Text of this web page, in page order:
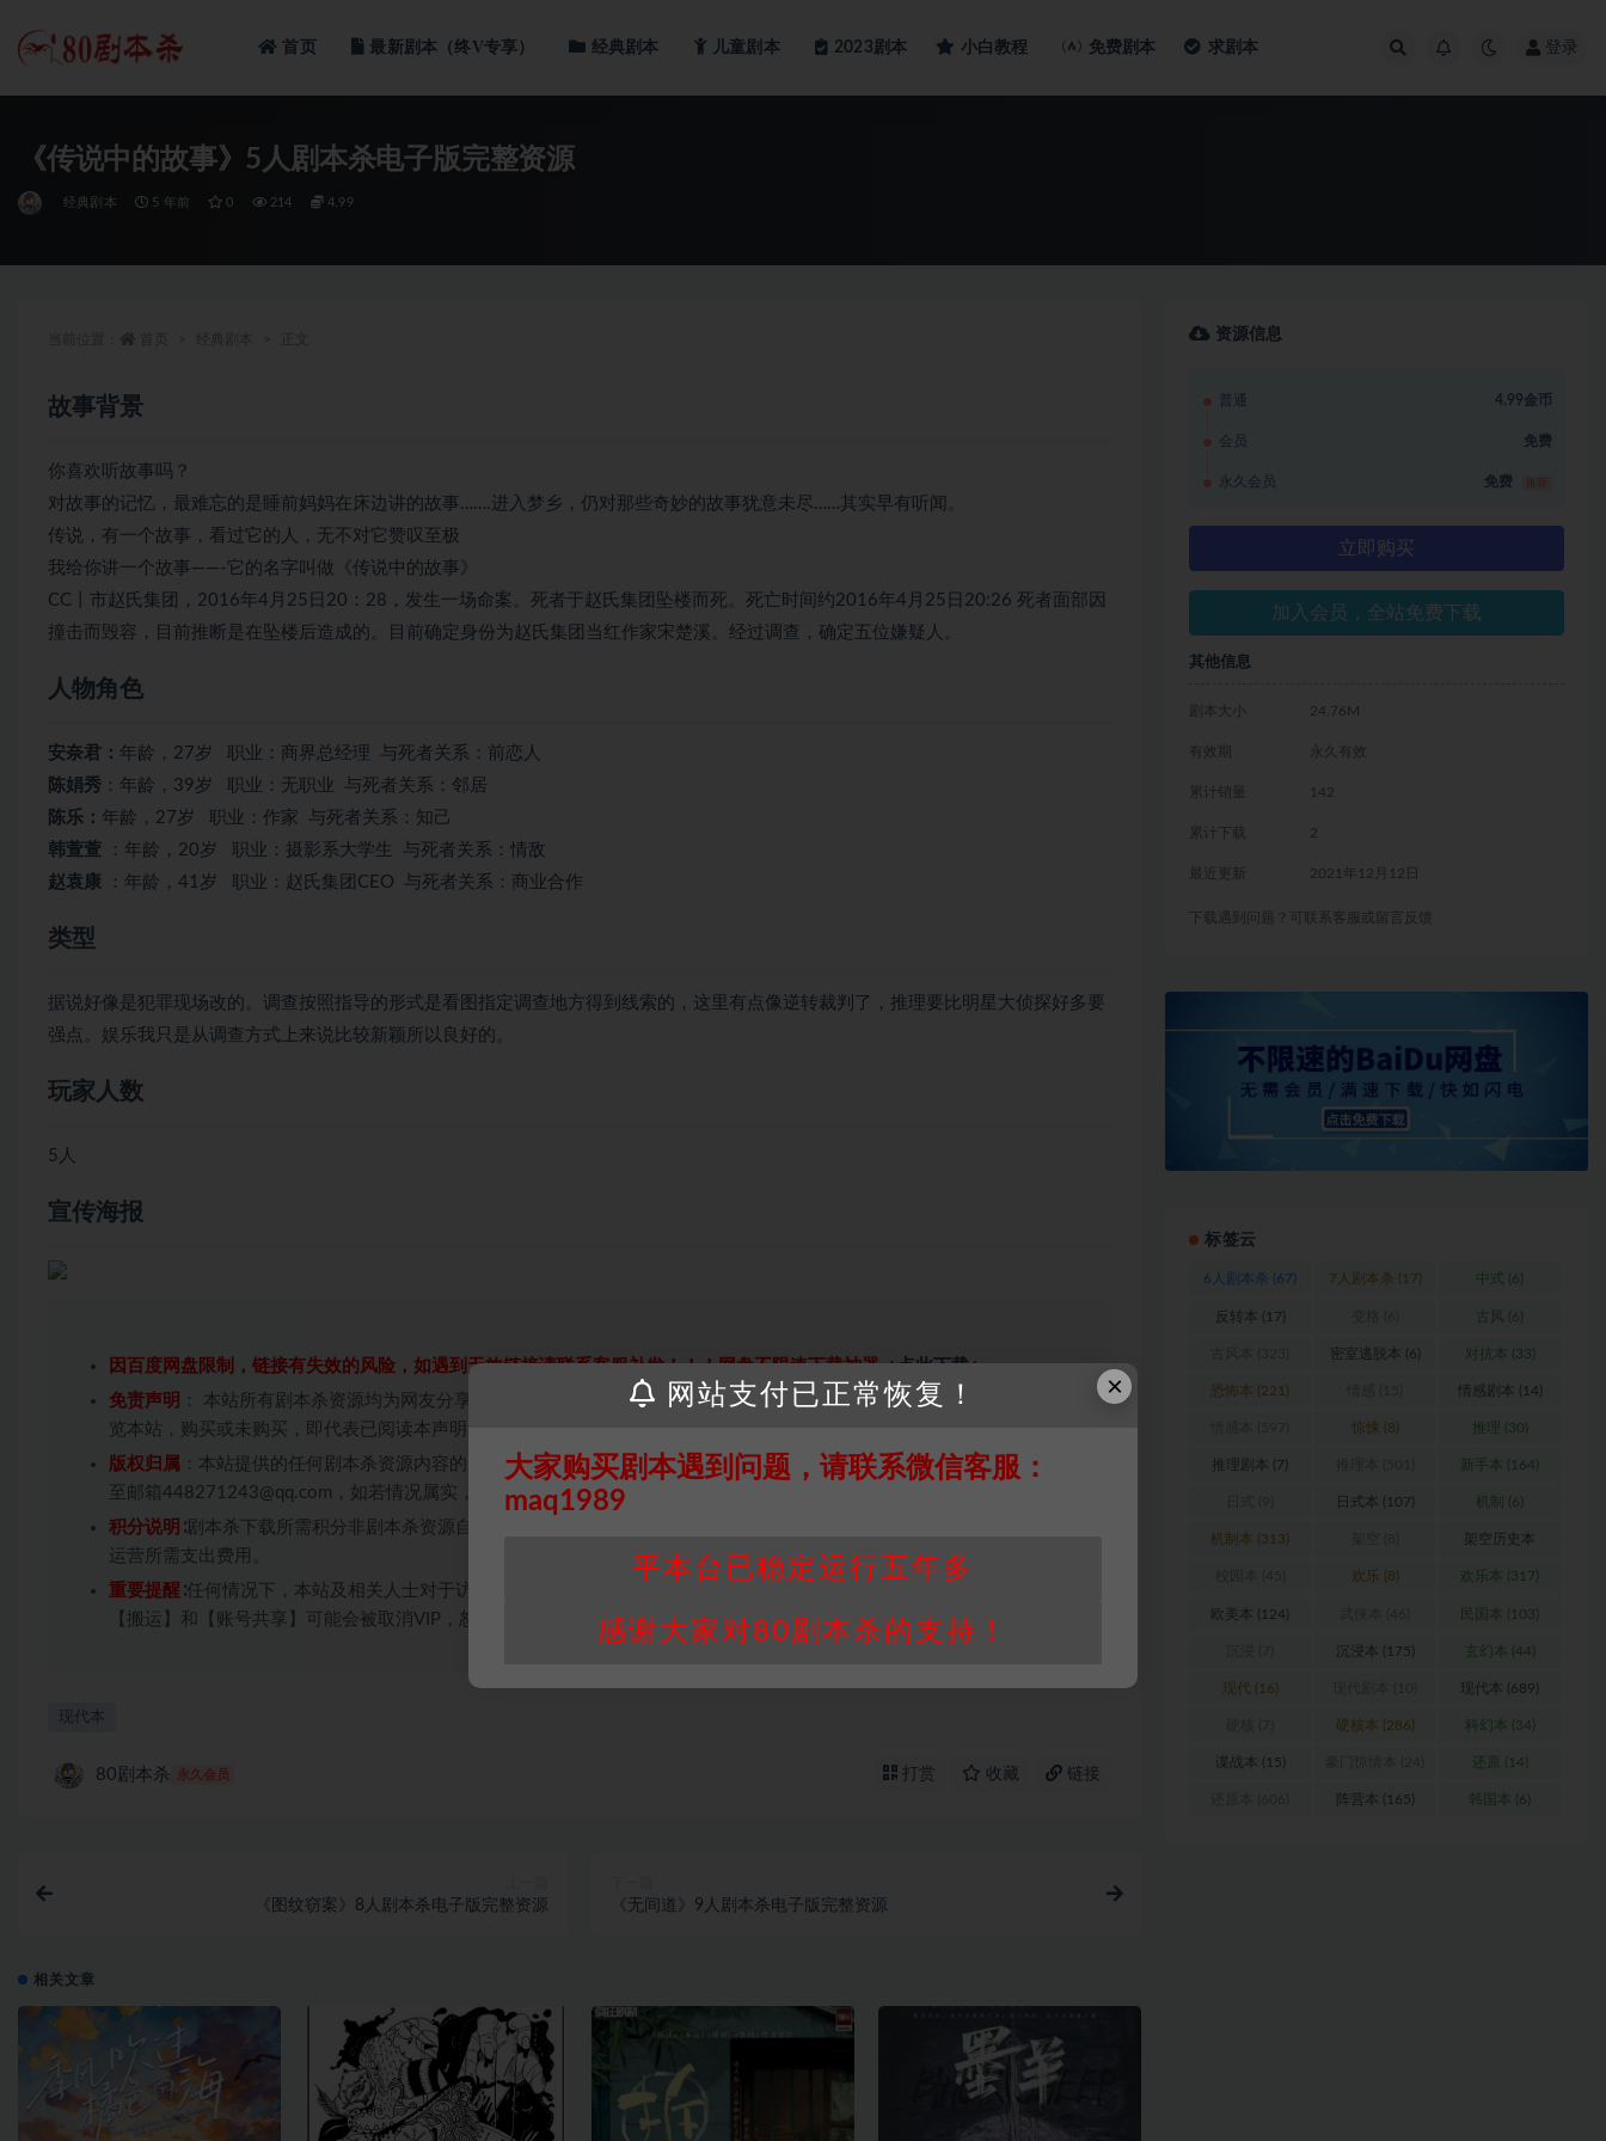
首页 最新剧本（终V专享） 经典剧本 儿童剧本 2023剧本 小白教程 免费剧本 求剧本 登录
《传说中的故事》5人剧本杀电子版完整资源
经典剧本 5 年前 0 214 4.99
故事背景
你喜欢听故事吗？
对故事的记忆，最难忘的是睡前妈妈在床边讲的故事…….进入梦乡，仍对那些奇妙的故事犹意未尽……其实早有听闻。
传说，有一个故事，看过它的人，无不对它赞叹至极
我给你讲一个故事——-它的名字叫做《传说中的故事》
CC丨市赵氏集团，2016年4月25日20：28，发生一场命案。死者于赵氏集团坠楼而死。死亡时间约2016年4月25日20:26 死者面部因
撞击而毁容，目前推断是在坠楼后造成的。目前确定身份为赵氏集团当红作家宋楚溪。经过调查，确定五位嫌疑人。
人物角色
安奈君： 年龄，27岁 职业：商界总经理 与死者关系：前恋人
陈娟秀 ：年龄，39岁 职业：无职业 与死者关系：邻居
陈乐： 年龄，27岁 职业：作家 与死者关系：知己
韩萱萱 ：年龄，20岁 职业：摄影系大学生 与死者关系：情敌
赵袁康 ：年龄，41岁 职业：赵氏集团CEO 与死者关系：商业合作
类型
据说好像是犯罪现场改的。调查按照指导的形式是看图指定调查地方得到线索的，这里有点像逆转裁判了，推理要比明星大侦探好多要
强点。娱乐我只是从调查方式上来说比较新颖所以良好的。
玩家人数
5人
宣传海报
因百度网盘限制，链接有失效的风险，如遇到无效链接请联系客服补发！！！网盘不限速下载神器→点此下载←
免责声明 ： 本站所有剧本杀资源均为网友分享投稿+个人整理而来，仅供学习研究使用，请勿用于商业用途!任何人访问、浏
览本站，购买或未购买，即代表已阅读本声明，理解并同意受本条约约束，并遵守所有适用的法律法规。
版权归属 ：本站提供的任何剧本杀资源内容的版权均属于机关版权或权利人。如有侵权，请发邮件通知并提供相关证实资料
至邮箱448271243@qq.com，如若情况属实，我们将会在三天内下架相关剧本攻略。
积分说明 ∶剧本杀下载所需积分非剧本杀资源自身价值，本站积分为本站收取的赞助费，用于本站整理资料的时间成本及网站
运营所需支出费用。
重要提醒 ∶任何情况下，本站及相关人士对于访问或购买使用引起的任何行为和纠纷，本站概不承担任何责任。未经许可的
【搬运】和【账号共享】可能会被取消VIP，恕不另行通知！
现代本
80剧本杀 永久会员 打赏 收藏 链接
《图纹窃案》8人剧本杀电子版完整资源 《无间道》9人剧本杀电子版完整资源
相关文章
资源信息
普通 4.99金币
会员 免费
永久会员 免费
立即购买
加入会员，全站免费下载
其他信息
剧本大小 24.76M
有效期 永久有效
累计销量 142
累计下载 2
最近更新 2021年12月12日
下载遇到问题？可联系客服或留言反馈
标签云
6人剧本杀 (67) 7人剧本杀 (17) 中式 (6)
反转本 (17) 古风 (6)
密室逃脱本 (6) 对抗本 (33)
恐怖本 (221) 情感剧本 (14)
惊悚 (8) 推理 (30)
推理剧本 (7) 新手本 (164)
日式本 (107) 机制 (6)
机制本 (313) 架空历史本
(102)
欢乐 (8) 欢乐本 (317)
欧美本 (124) 民国本 (103)
沉浸本 (175) 玄幻本 (44)
现代 (16) 现代本 (689)
硬核本 (286) 科幻本 (34)
谍战本 (15) 还原 (14)
阵营本 (165) 韩国本 (6)
×
网站支付已正常恢复！
大家购买剧本遇到问题，请联系微信客服：
maq1989
平本台已稳定运行五年多
感谢大家对80剧本杀的支持！